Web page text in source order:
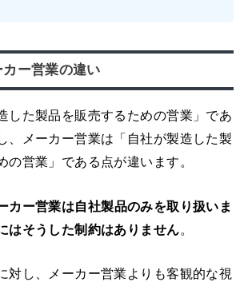
ー営業の違い
した製品を販売するための営業」であ
、メーカー営業は「自社が製造した製
の営業」である点が違います。
カー営業は自社製品のみを取り扱いま
はそうした制約はありません。
対し、メーカー営業よりも客観的な視